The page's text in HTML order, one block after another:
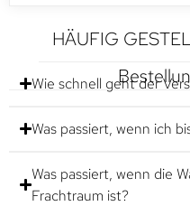
HÄUFIG
Wie schnell geht der
Was passiert, wenn ich
Was passiert, wenn die
Frachtraum ist?